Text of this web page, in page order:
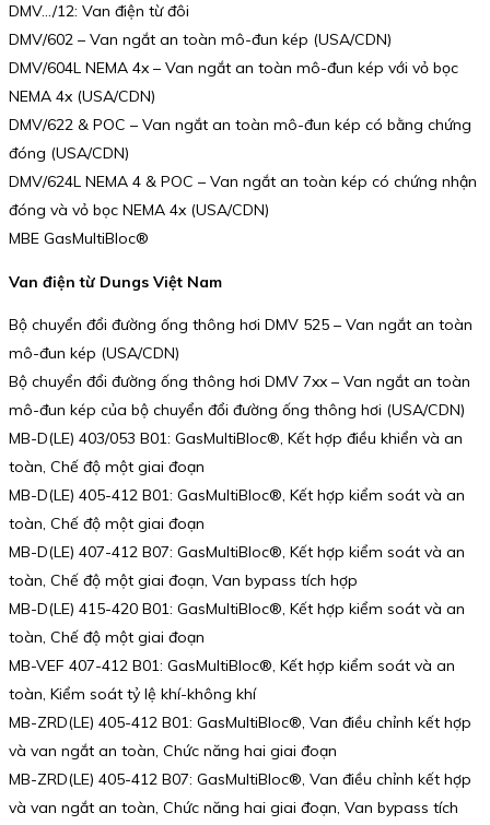
DMV…/12: Van điện từ đôi
DMV/602 – Van ngắt an toàn mô-đun kép (USA/CDN)
DMV/604L NEMA 4x – Van ngắt an toàn mô-đun kép với vỏ bọc
NEMA 4x (USA/CDN)
DMV/622 & POC – Van ngắt an toàn mô-đun kép có bằng chứng
đóng (USA/CDN)
DMV/624L NEMA 4 & POC – Van ngắt an toàn kép có chứng nhận
đóng và vỏ bọc NEMA 4x (USA/CDN)
MBE GasMultiBloc®
Van điện từ Dungs Việt Nam
Bộ chuyển đổi đường ống thông hơi DMV 525 – Van ngắt an toàn
mô-đun kép (USA/CDN)
Bộ chuyển đổi đường ống thông hơi DMV 7xx – Van ngắt an toàn
mô-đun kép của bộ chuyển đổi đường ống thông hơi (USA/CDN)
MB-D(LE) 403/053 B01: GasMultiBloc®, Kết hợp điều khiển và an
toàn, Chế độ một giai đoạn
MB-D(LE) 405-412 B01: GasMultiBloc®, Kết hợp kiểm soát và an
toàn, Chế độ một giai đoạn
MB-D(LE) 407-412 B07: GasMultiBloc®, Kết hợp kiểm soát và an
toàn, Chế độ một giai đoạn, Van bypass tích hợp
MB-D(LE) 415-420 B01: GasMultiBloc®, Kết hợp kiểm soát và an
toàn, Chế độ một giai đoạn
MB-VEF 407-412 B01: GasMultiBloc®, Kết hợp kiểm soát và an
toàn, Kiểm soát tỷ lệ khí-không khí
MB-ZRD(LE) 405-412 B01: GasMultiBloc®, Van điều chỉnh kết hợp
và van ngắt an toàn, Chức năng hai giai đoạn
MB-ZRD(LE) 405-412 B07: GasMultiBloc®, Van điều chỉnh kết hợp
và van ngắt an toàn, Chức năng hai giai đoạn, Van bypass tích